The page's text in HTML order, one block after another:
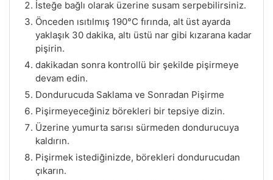
İsteğe bağlı olarak üzerine susam serpebilirsiniz.
Önceden ısıtılmış 190°C fırında, alt üst ayarda
yaklaşık 30 dakika, altı üstü nar gibi kızarana kadar
pişirin.
dakikadan sonra kontrollü bir şekilde pişirmeye
devam edin.
Dondurucuda Saklama ve Sonradan Pişirme
Pişirmeyeceğiniz börekleri bir tepsiye dizin.
Üzerine yumurta sarısı sürmeden dondurucuya
kaldırın.
Pişirmek istediğinizde, börekleri dondurucudan
çıkarın.